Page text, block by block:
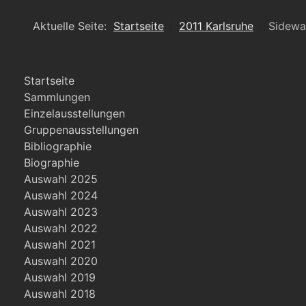
Aktuelle Seite: Startseite 2011 Karlsruhe
Startseite
Sammlungen
Einzelausstellungen
Gruppenausstellungen
Bibliographie
Biographie
Auswahl 2025
Auswahl 2024
Auswahl 2023
Auswahl 2022
Auswahl 2021
Auswahl 2020
Auswahl 2019
Auswahl 2018